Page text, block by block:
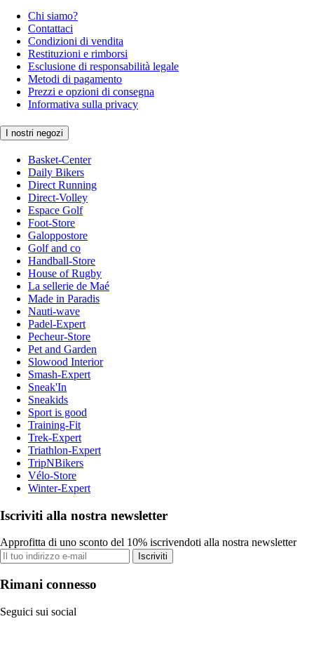
Chi siamo?
Contattaci
Condizioni di vendita
Restituzioni e rimborsi
Esclusione di responsabilità legale
Metodi di pagamento
Prezzi e opzioni di consegna
Informativa sulla privacy
I nostri negozi
Basket-Center
Daily Bikers
Direct Running
Direct-Volley
Espace Golf
Foot-Store
Galoppostore
Golf and co
Handball-Store
House of Rugby
La sellerie de Maé
Made in Paradis
Nauti-wave
Padel-Expert
Pecheur-Store
Pet and Garden
Slowood Interior
Smash-Expert
Sneak'In
Sneakids
Sport is good
Training-Fit
Trek-Expert
Triathlon-Expert
TripNBikers
Vélo-Store
Winter-Expert
Iscriviti alla nostra newsletter
Approfitta di uno sconto del 10% iscrivendoti alla nostra newsletter
Iscriviti
Rimani connesso
Seguici sui social